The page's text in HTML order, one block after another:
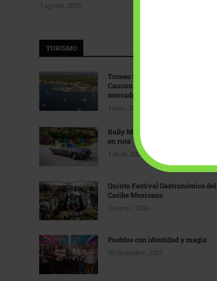
3 agosto, 2026
TURISMO
Torneo Internacional de Pesca
Cancún: Navegando hacia nuevos
mercados
1 julio, 2026
Rally Maya: Herencia automotriz
en ruta
1 abril, 2026
Quinto Festival Gastronómico del
Caribe Mexicano
2 marzo, 2026
Pueblos con identidad y magia
10 diciembre, 2025